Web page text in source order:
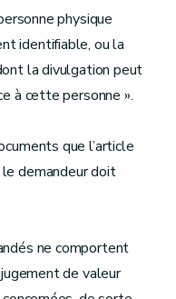
physique
identifiable, ou la
la divulgation peut
à cette personne ».
que l’article
demandeur doit
ne comportent
de valeur